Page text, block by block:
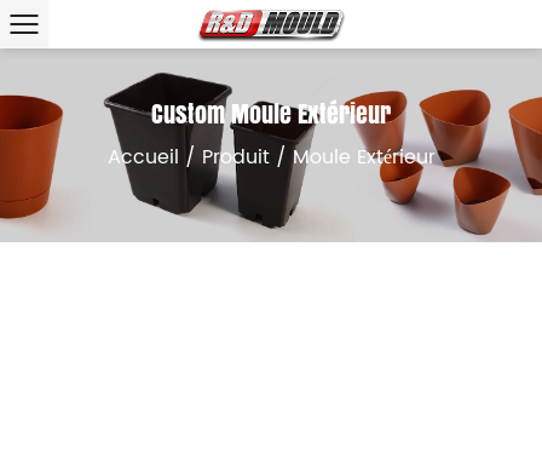
Custom Moule Extérieur
Accueil / Produit/ Moule Extérieur